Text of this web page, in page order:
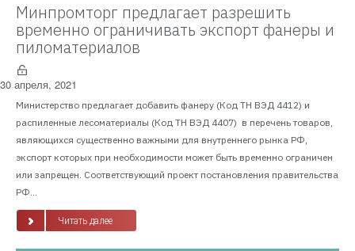
Минпромторг предлагает разрешить
временно ограничивать экспорт фанеры и
пиломатериалов
30 апреля, 2021
Министерство предлагает добавить фанеру (Код ТН ВЭД 4412) и
распиленные лесоматериалы (Код ТН ВЭД 4407) в перечень товаров,
являющихся существенно важными для внутреннего рынка РФ,
экспорт которых при необходимости может быть временно ограничен
или запрещен. Соответствующий проект постановления правительства
РФ...
Читать далее